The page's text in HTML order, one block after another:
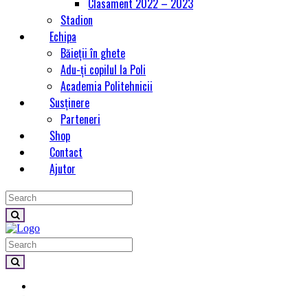
Clasament 2022 – 2023
Stadion
Echipa
Băieții în ghete
Adu-ți copilul la Poli
Academia Politehnicii
Susținere
Parteneri
Shop
Contact
Ajutor